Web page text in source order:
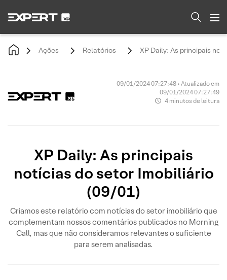
Ações Relatórios XP Daily: As principais
09/01/2024 07:27:48 • Atualizado em
09/01/2024 07:27:49
4 minutos de leitura
XP Daily: As principais
notícias do setor Imobiliário
(09/01)
Criamos este relatório com notícias do setor imobiliário que
complementam nossos comentários publicados no Morning
Call, mas que não consideramos relevantes o suficiente
para serem analisadas.